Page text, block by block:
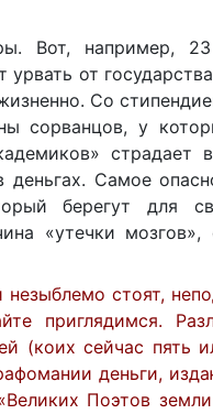
Вот, например,
от
Со
сорванцов, у
Самое
берегут для
«утечки
стоят,
приглядимся.
(коих сейчас пять
деньги,
Поэтов